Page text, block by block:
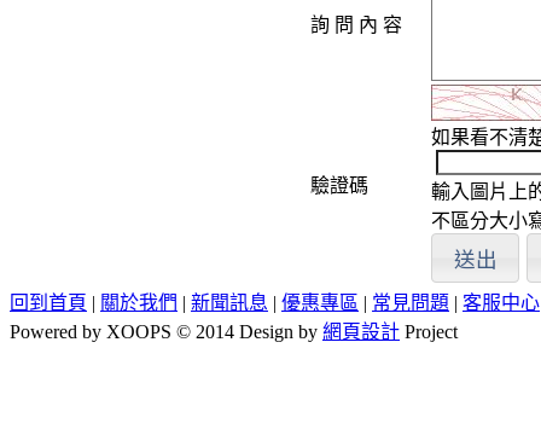
詢 問 內 容
驗證碼
如果看不清
輸入圖片上
不區分大小
回到首頁 | 關於我們 | 新聞訊息 | 優惠專區 | 常見問題 | 客服中心
Powered by XOOPS © 2014 Design by 網頁設計 Project